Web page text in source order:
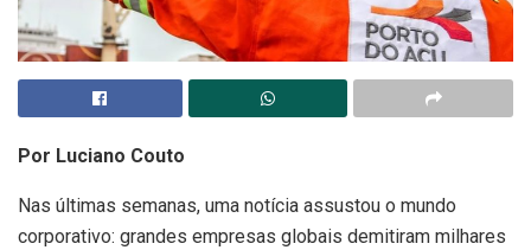
Por Luciano Couto
Nas últimas semanas, uma notícia assustou o mundo
corporativo: grandes empresas globais demitiram milhares